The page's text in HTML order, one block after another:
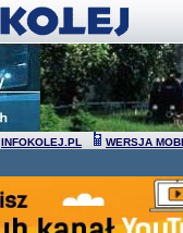
INFOKOLEJ.PL WERSJA